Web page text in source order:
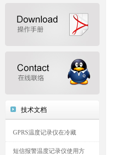
技术文档
GPRS温度记录仪在冷藏
短信报警温度记录仪使用方